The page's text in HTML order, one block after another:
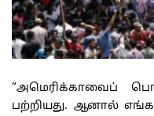
“அமெரிக்காவைப்
பற்றியது. ஆனால்